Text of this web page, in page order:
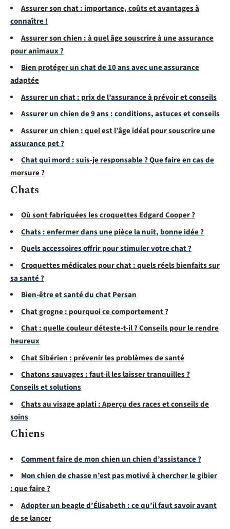
Assurer son chat : importance, coûts et avantages à
connaître !
Assurer son chien : à quel âge souscrire à une assurance
pour animaux ?
Bien protéger un chat de 10 ans avec une assurance
adaptée
Assurer un chat : prix de l’assurance à prévoir et conseils
Assurer un chien de 9 ans : conditions, astuces et conseils
Assurer un chien : quel est l’âge idéal pour souscrire une
assurance pet ?
Chat qui mord : suis-je responsable ? Que faire en cas de
morsure ?
Chats
Où sont fabriquées les croquettes Edgard Cooper ?
Chats : enfermer dans une pièce la nuit, bonne idée ?
Quels accessoires offrir pour stimuler votre chat ?
Croquettes médicales pour chat : quels réels bienfaits sur
sa santé ?
Bien-être et santé du chat Persan
Chat grogne : pourquoi ce comportement ?
Chat : quelle couleur déteste-t-il ? Conseils pour le rendre
heureux
Chat Sibérien : prévenir les problèmes de santé
Chatons sauvages : faut-il les laisser tranquilles ?
Conseils et solutions
Chats au visage aplati : Aperçu des races et conseils de
soins
Chiens
Comment faire de mon chien un chien d’assistance ?
Mon chien de chasse n’est pas motivé à chercher le gibier
: que faire ?
Adopter un beagle d’Élisabeth : ce qu’il faut savoir avant
de se lancer